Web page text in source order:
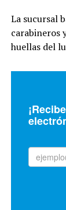
La sucursal
carabineros
huellas del